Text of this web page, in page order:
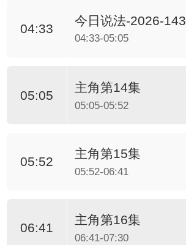
04:33
今日说法-2026-143
04:33-05:05
05:05
主角第14集
05:05-05:52
05:52
主角第15集
05:52-06:41
06:41
主角第16集
06:41-07:30